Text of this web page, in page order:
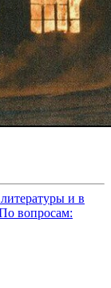
и в
вопросам: